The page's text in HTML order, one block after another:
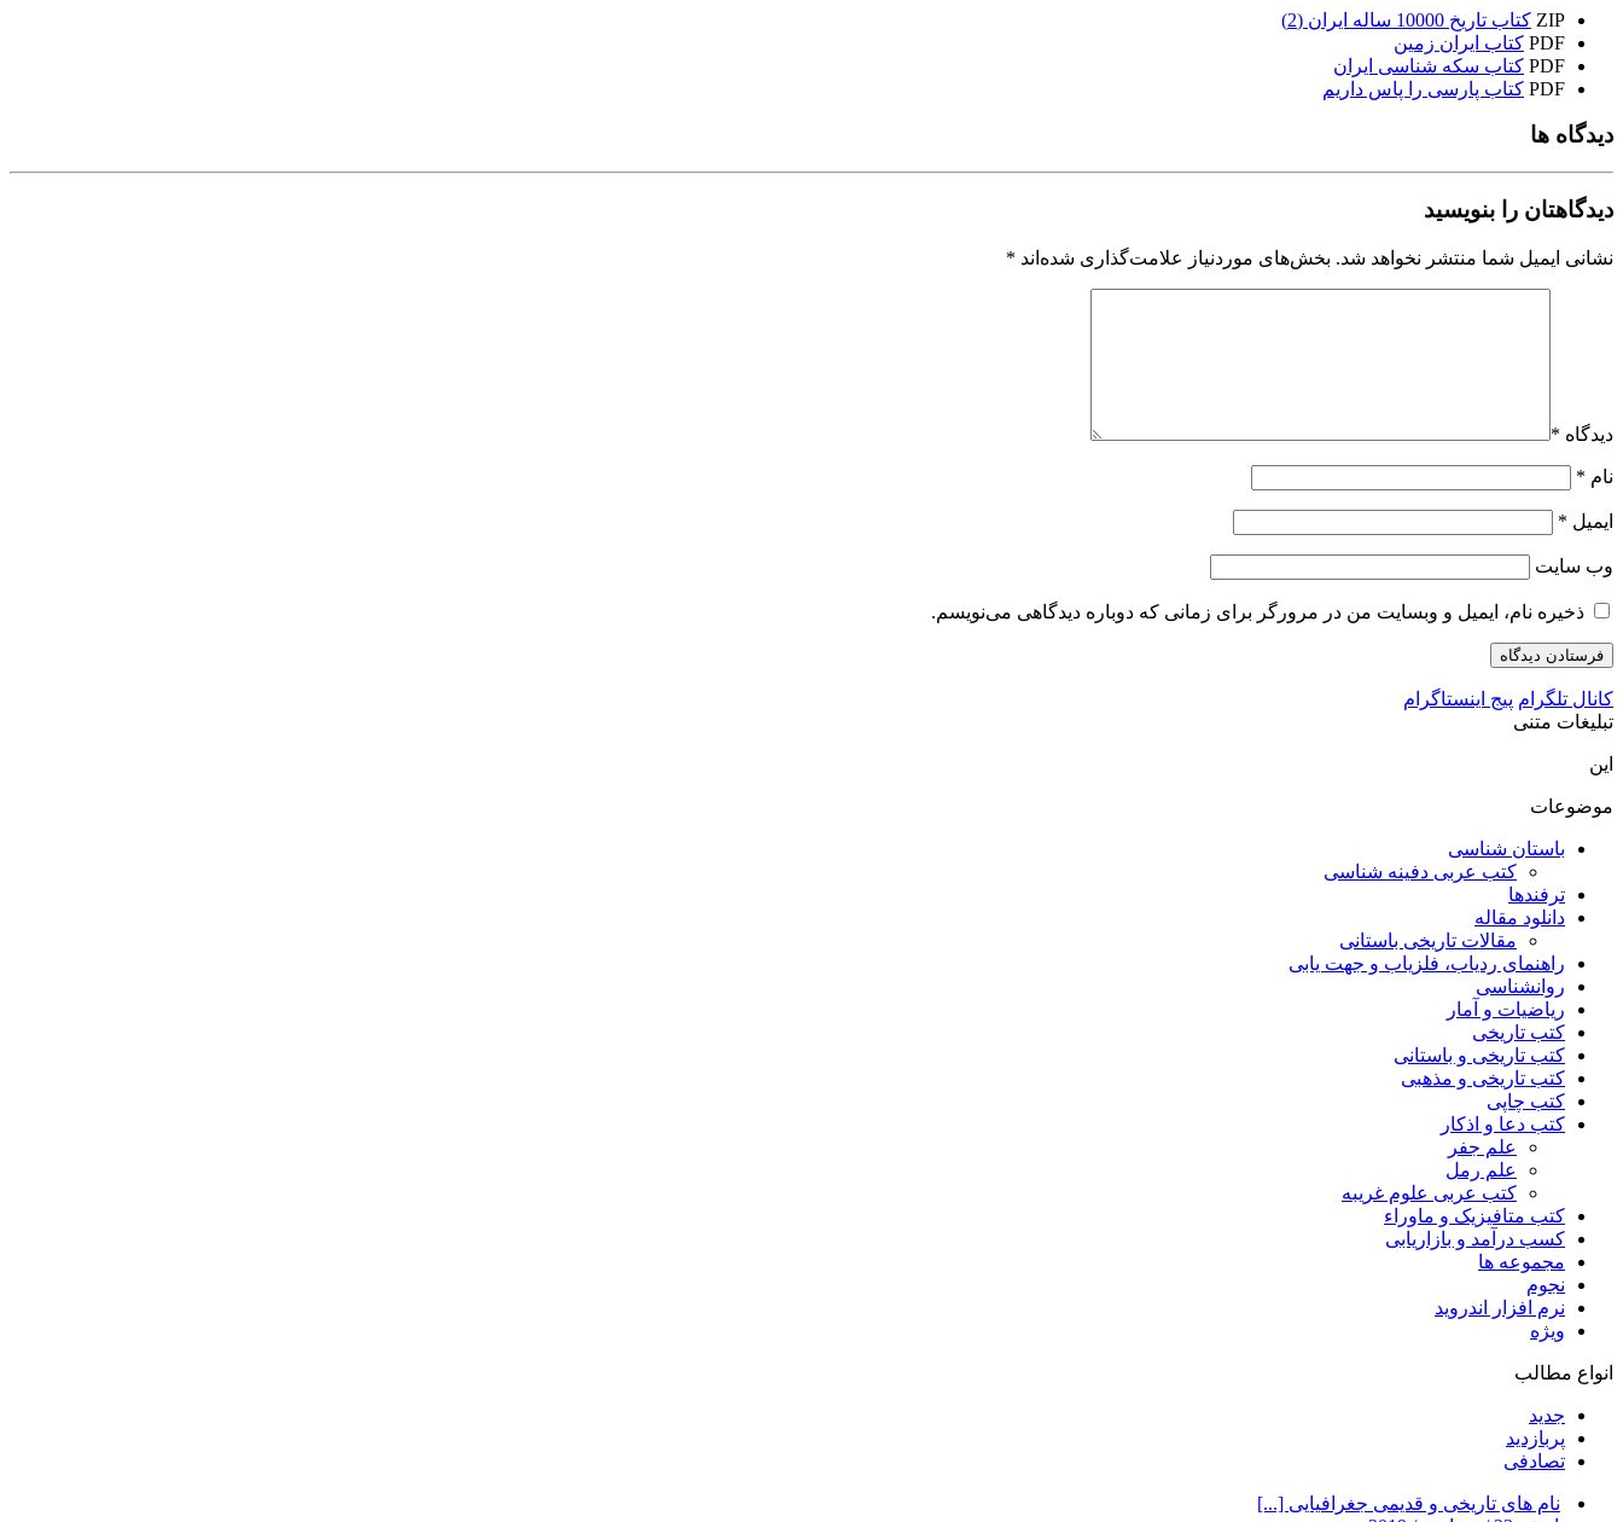
ZIP کتاب تاریخ 10000 ساله ایران (2)
PDF کتاب ایران زمین
PDF کتاب سکه شناسی ایران
PDF کتاب پارسی را پاس داریم
دیدگاه ها
دیدگاهتان را بنویسید
نشانی ایمیل شما منتشر نخواهد شد. بخش‌های موردنیاز علامت‌گذاری شده‌اند *
دیدگاه *
نام *
ایمیل *
وب‌ سایت
ذخیره نام، ایمیل و وبسایت من در مرورگر برای زمانی که دوباره دیدگاهی می‌نویسم.
کانال تلگرام پیج اینستاگرام
تبلیغات متنی
این
موضوعات
باستان شناسی
کتب عربی دفینه شناسی
ترفندها
دانلود مقاله
مقالات تاریخی باستانی
راهنمای ردیاب، فلزیاب و جهت یابی
روانشناسی
ریاضیات و آمار
کتب تاریخی
کتب تاریخی و باستانی
کتب تاریخی و مذهبی
کتب چاپی
کتب دعا و اذکار
علم جفر
علم رمل
کتب عربی علوم غریبه
کتب متافیزیک و ماوراء
کسب درآمد و بازاریابی
مجموعه ها
نجوم
نرم افزار اندروید
ویژه
انواع مطالب
جدید
پربازدید
تصادفی
نام های تاریخی و قدیمی جغرافیایی [...]